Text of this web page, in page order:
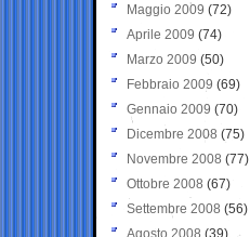
Maggio 2009 (72)
Aprile 2009 (74)
Marzo 2009 (50)
Febbraio 2009 (69)
Gennaio 2009 (70)
Dicembre 2008 (75)
Novembre 2008 (77)
Ottobre 2008 (67)
Settembre 2008 (56)
Agosto 2008 (39)